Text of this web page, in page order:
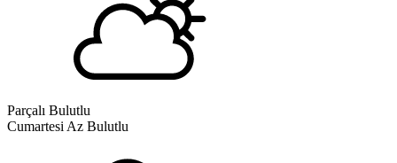
Parçalı Bulutlu
Cumartesi Az Bulutlu